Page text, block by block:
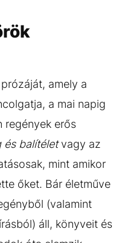
amely a
a mai napig
regények erős
és balítéletvagy az
mint amikor
őket. Bár életműve
(valamint
áll, könyveit és